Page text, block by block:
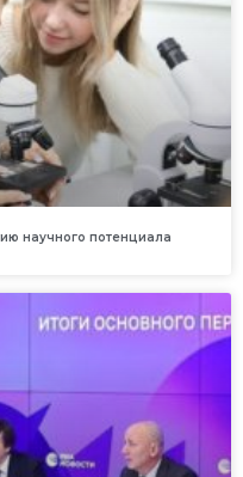
научного потенциала